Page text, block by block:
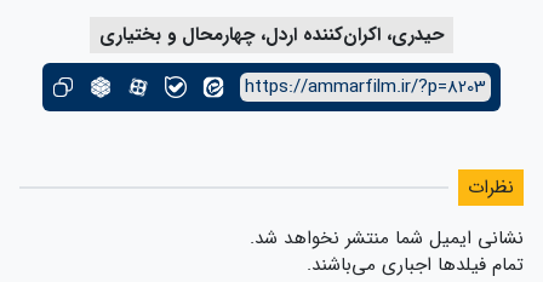
حیدری، اکران‌کننده اردل، چهارمحال و بختیاری
https://ammarfilm.ir/?p=8203
نظرات
نشانی ایمیل شما منتشر نخواهد شد.
تمام فیلدها اجباری می‌باشند.